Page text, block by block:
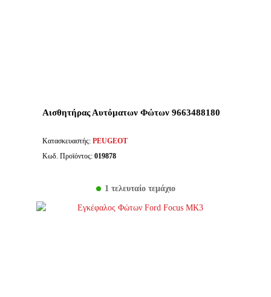
Αισθητήρας Αυτόματων Φώτων 9663488180
Κατασκευαστής: PEUGEOT
Κωδ. Προϊόντος: 019878
1 τελευταίο τεμάχιο